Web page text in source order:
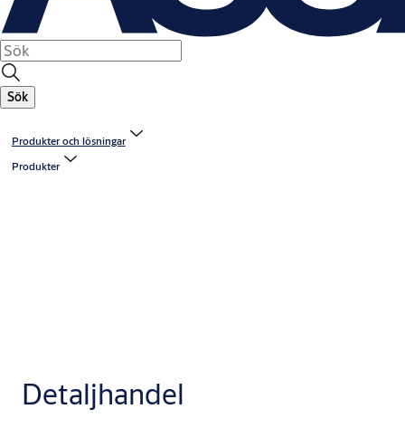
Sök
Produkter och lösningar
Produkter
Detaljhandel